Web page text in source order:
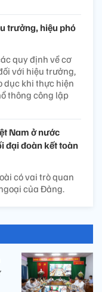
trưởng, hiệu phó
quy định về cơ
với hiệu trưởng,
dục khi thực hiện
thông công lập
Nam ở nước
đại đoàn kết toàn
có vai trò quan
của Đảng.